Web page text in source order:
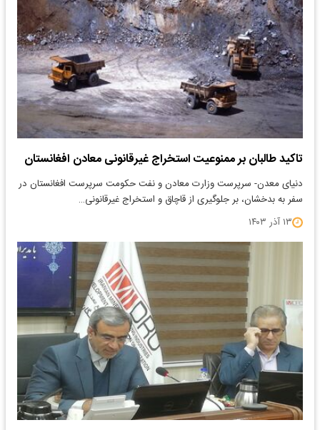
تاکید طالبان بر ممنوعیت استخراج غیرقانونی معادن افغانستان
​دنیای معدن- سرپرست وزارت معادن و نفت حکومت سرپرست افغانستان در
سفر به بدخشان، بر جلوگیری از قاچاق و استخراج غیرقانونی…
۱۳ آذر ۱۴۰۳